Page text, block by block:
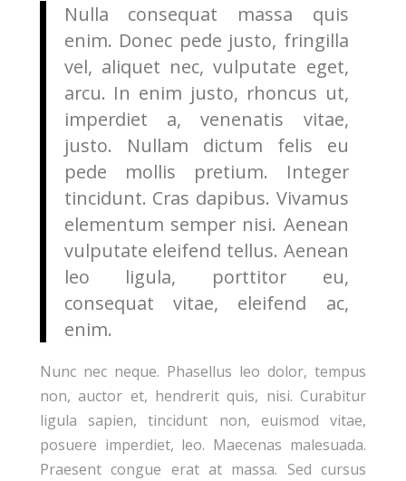
Nulla consequat massa quis
enim. Donec pede justo, fringilla
vel, aliquet nec, vulputate eget,
arcu. In enim justo, rhoncus ut,
imperdiet a, venenatis vitae,
justo. Nullam dictum felis eu
pede mollis pretium. Integer
tincidunt. Cras dapibus. Vivamus
elementum semper nisi. Aenean
vulputate eleifend tellus. Aenean
leo ligula, porttitor eu,
consequat vitae, eleifend ac,
enim.
Nunc nec neque. Phasellus leo dolor, tempus
non, auctor et, hendrerit quis, nisi. Curabitur
ligula sapien, tincidunt non, euismod vitae,
posuere imperdiet, leo. Maecenas malesuada.
Praesent congue erat at massa. Sed cursus